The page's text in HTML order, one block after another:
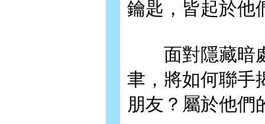
鑰匙，皆起於他
面對隱藏暗
聿，將如何聯手
朋友？屬於他們